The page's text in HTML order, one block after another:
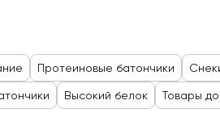
Протеиновые батончики
Высокий белок Товары